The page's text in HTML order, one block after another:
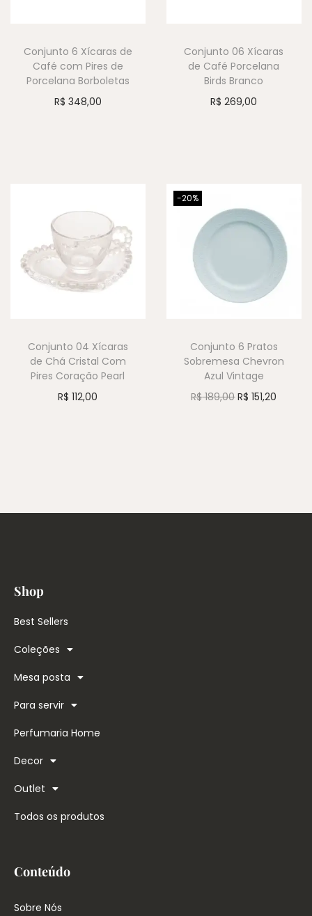
Conjunto 6 Xícaras de
Café com Pires de
Porcelana Borboletas
R$ 348,00
Conjunto 06 Xícaras
de Café Porcelana
Birds Branco
R$ 269,00
Conjunto 04 Xícaras
de Chá Cristal Com
Pires Coração Pearl
R$ 112,00
-20%
Conjunto 6 Pratos
Sobremesa Chevron
Azul Vintage
R$189,00 R$ 151,20
Shop
Best Sellers
Coleções
Mesa posta
Para servir
Perfumaria Home
Decor
Outlet
Todos os produtos
Conteúdo
Sobre Nós